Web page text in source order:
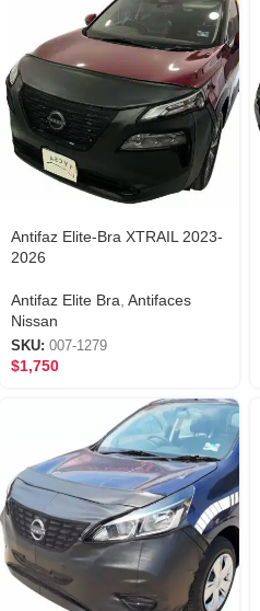
Antifaz Elite-Bra XTRAIL 2023-
2026
Antifaz Elite Bra Antifaces
Nissan
SKU: 007-1279
$1,750